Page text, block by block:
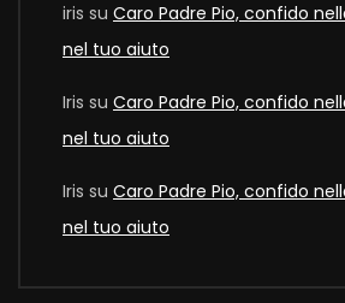
iris su Caro Padre Pio, confido
nel tuo aiuto
Iris su Caro Padre Pio, confido
nel tuo aiuto
Iris su Caro Padre Pio, confido
nel tuo aiuto